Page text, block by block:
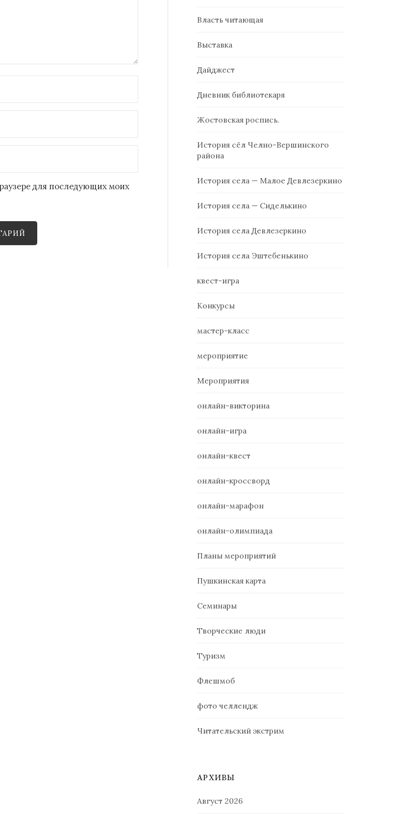
для последующих моих
Власть читающая
Выставка
Дайджест
Дневник библиотекаря
Жостовская роспись.
История сёл Челно-Вершинского
района
История села — Малое Девлезеркино
История села — Сиделькино
История села Девлезеркино
История села Эштебенькино
квест-игра
Конкурсы
мастер-класс
мероприятие
Мероприятия
онлайн-викторина
онлайн-игра
онлайн-квест
онлайн-кроссворд
онлайн-марафон
онлайн-олимпиада
Планы мероприятий
Пушкинская карта
Семинары
Творческие люди
Туризм
Флешмоб
фото челлендж
Читательский экстрим
АРХИВЫ
Август 2026